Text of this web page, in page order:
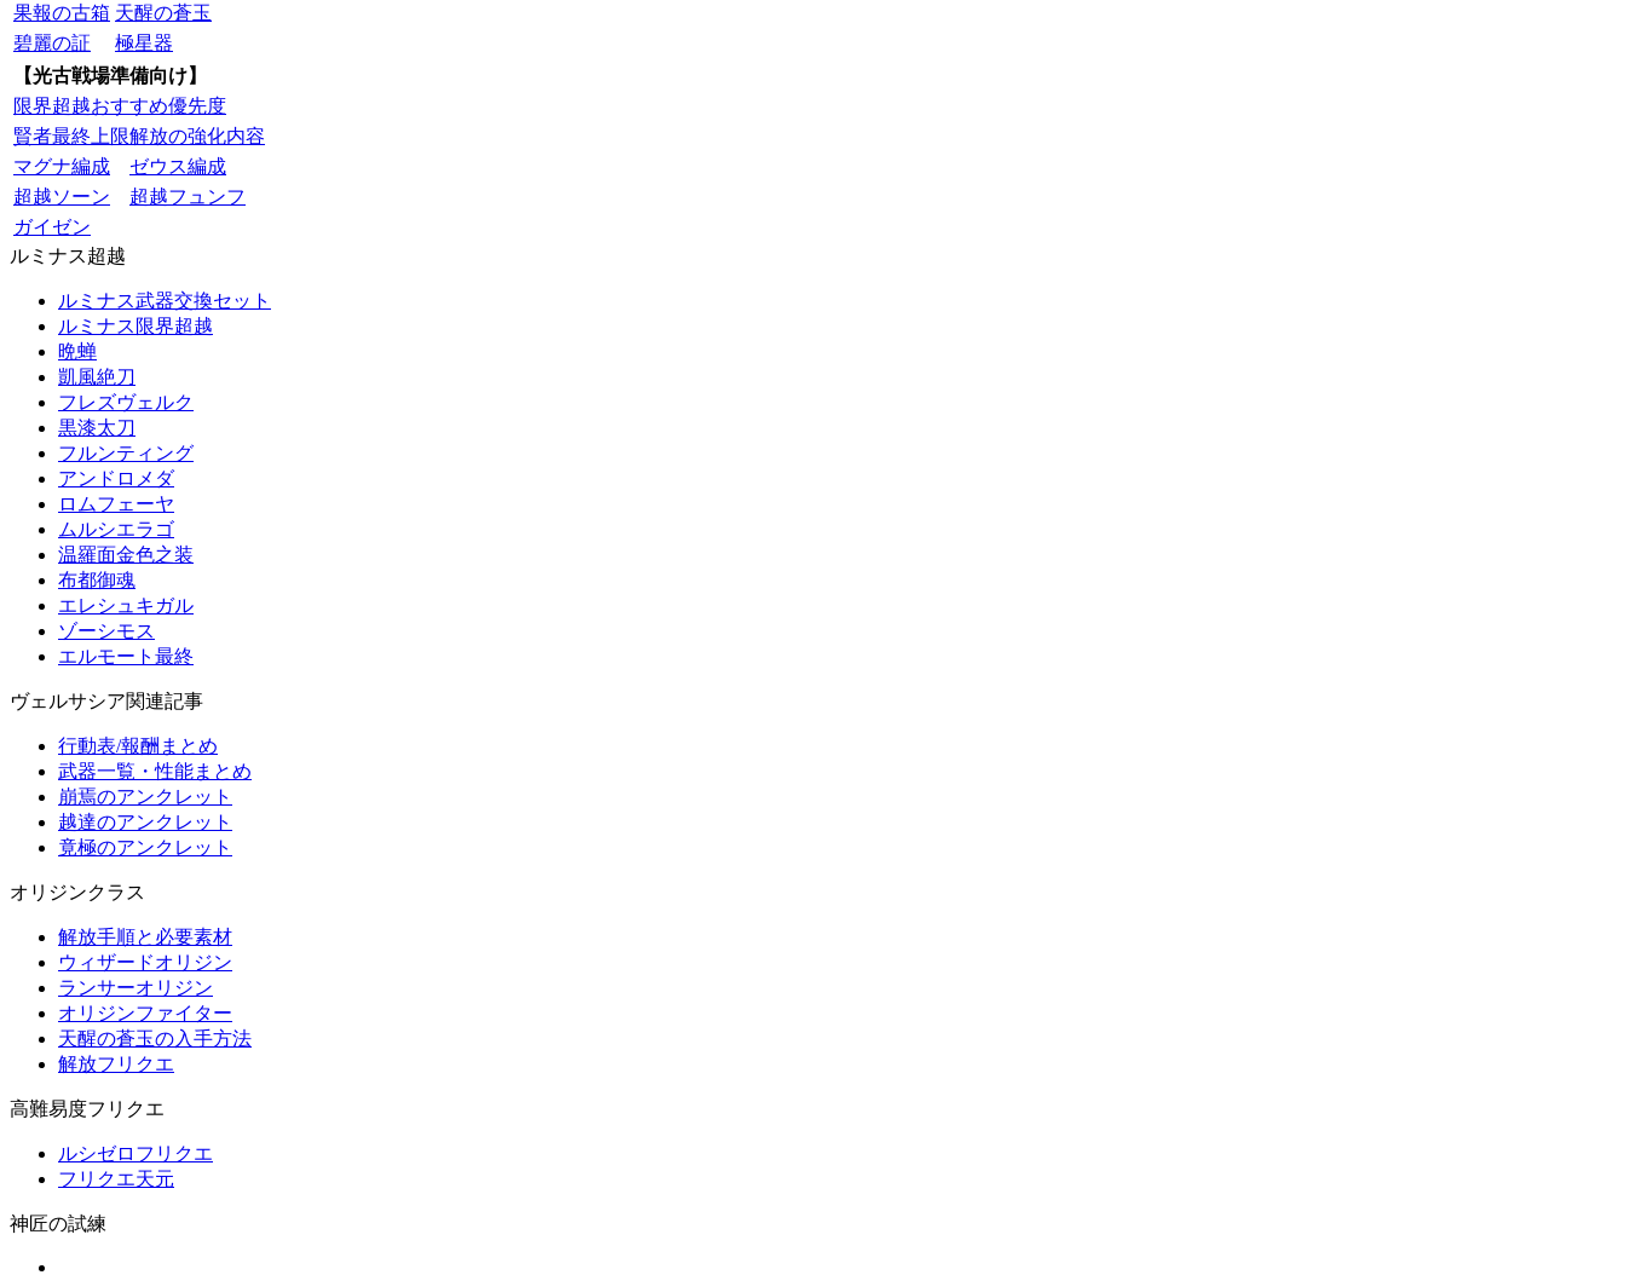
果報の古箱 天醒の蒼玉
碧麗の証
極星器
【光古戦場準備向け】
限界超越おすすめ優先度
賢者最終上限解放の強化内容
マグナ編成
ゼウス編成
超越ソーン
超越フュンフ
ガイゼン
ルミナス超越
ルミナス武器交換セット
ルミナス限界超越
晩蝉
凱風絶刀
フレズヴェルク
黒漆太刀
フルンティング
アンドロメダ
ロムフェーヤ
ムルシエラゴ
温羅面金色之装
布都御魂
エレシュキガル
ゾーシモス
エルモート最終
ヴェルサシア関連記事
行動表/報酬まとめ
武器一覧・性能まとめ
崩焉のアンクレット
越達のアンクレット
竟極のアンクレット
オリジンクラス
解放手順と必要素材
ウィザードオリジン
ランサーオリジン
オリジンファイター
天醒の蒼玉の入手方法
解放フリクエ
高難易度フリクエ
ルシゼロフリクエ
フリクエ天元
神匠の試練